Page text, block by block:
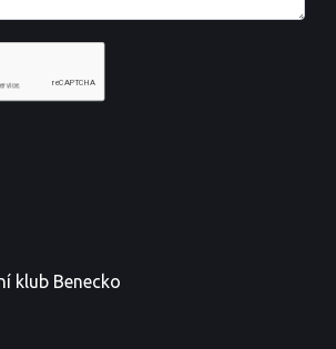
klub Benecko